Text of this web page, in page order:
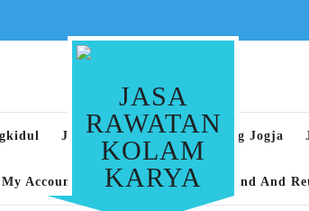
JASA
RAWATAN
KOLAM
KARYA
Jasa Rawatan Kolam Renang Jogja
My Account Privacy Policy Refund And